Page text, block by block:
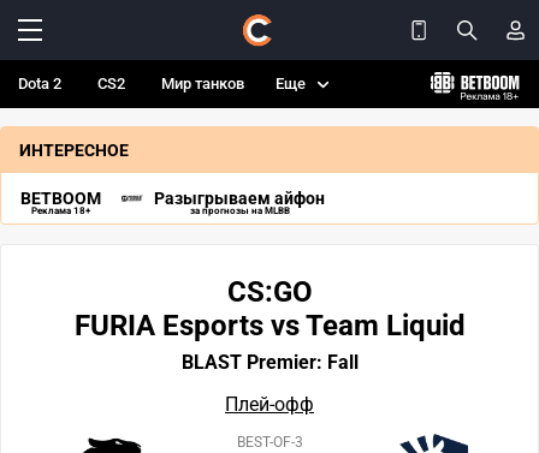
Dota 2 CS2 Мир танков Еще
ИНТЕРЕСНОЕ
BETBOOM
Реклама 18+
Разыгрываем айфон
за прогнозы на MLBB
CS:GO
FURIA Esports vs Team Liquid
BLAST Premier: Fall
Плей-офф
BEST-OF-3